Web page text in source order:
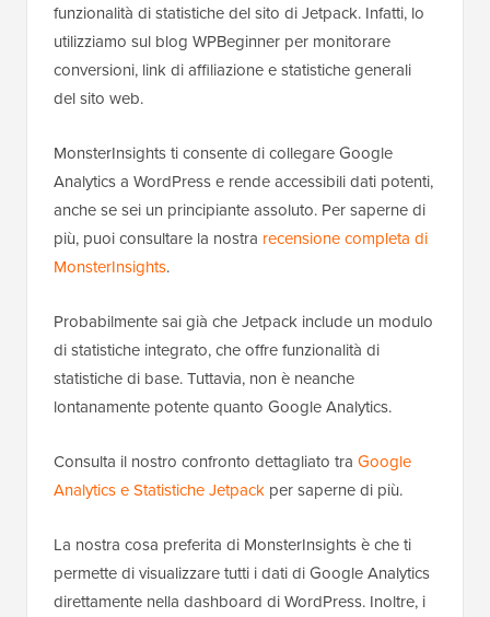
funzionalità di statistiche del sito di Jetpack. Infatti, lo
utilizziamo sul blog WPBeginner per monitorare
conversioni, link di affiliazione e statistiche generali
del sito web.
MonsterInsights ti consente di collegare Google
Analytics a WordPress e rende accessibili dati potenti,
anche se sei un principiante assoluto. Per saperne di
più, puoi consultare la nostra recensione completa di
MonsterInsights.
Probabilmente sai già che Jetpack include un modulo
di statistiche integrato, che offre funzionalità di
statistiche di base. Tuttavia, non è neanche
lontanamente potente quanto Google Analytics.
Consulta il nostro confronto dettagliato tra Google
Analytics e Statistiche Jetpack per saperne di più.
La nostra cosa preferita di MonsterInsights è che ti
permette di visualizzare tutti i dati di Google Analytics
direttamente nella dashboard di WordPress. Inoltre, i